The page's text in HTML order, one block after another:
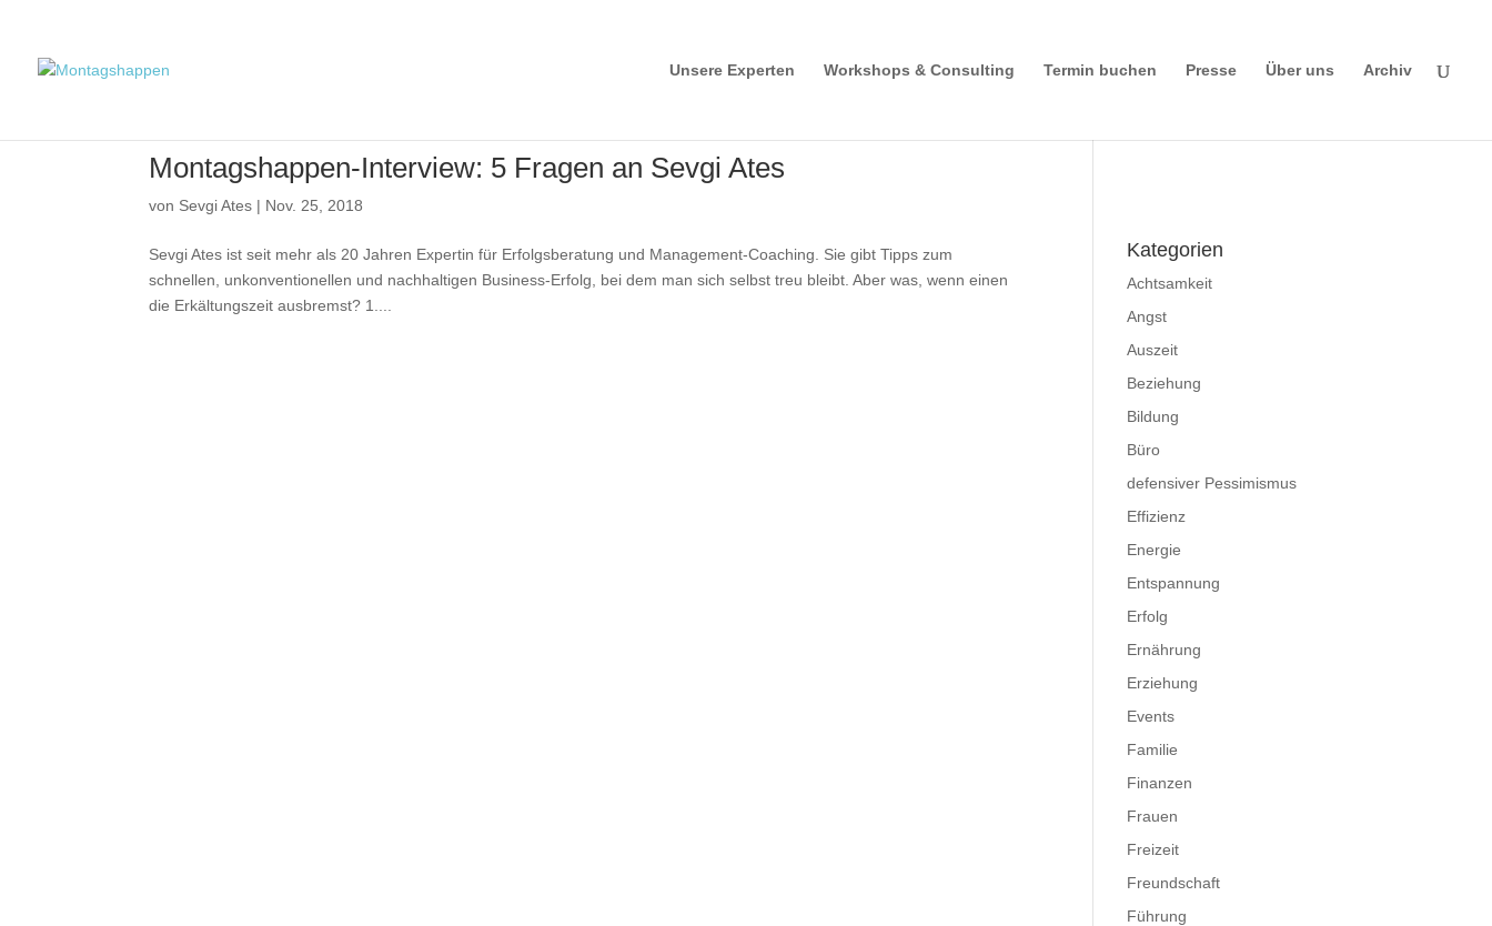
Unsere Experten Workshops & Consulting Termin buchen Presse Über uns Archiv
Montagshappen-Interview: 5 Fragen an Sevgi Ates
von Sevgi Ates | Nov. 25, 2018
Sevgi Ates ist seit mehr als 20 Jahren Expertin für Erfolgsberatung und Management-Coaching. Sie gibt Tipps zum
schnellen, unkonventionellen und nachhaltigen Business-Erfolg, bei dem man sich selbst treu bleibt. Aber was, wenn einen
die Erkältungszeit ausbremst? 1....
Kategorien
Achtsamkeit
Angst
Auszeit
Beziehung
Bildung
Büro
defensiver Pessimismus
Effizienz
Energie
Entspannung
Erfolg
Ernährung
Erziehung
Events
Familie
Finanzen
Frauen
Freizeit
Freundschaft
Führung